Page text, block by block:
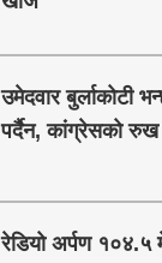
उमेदवार बुर्लाकोटी
पर्दैन, कांग्रेसको रुख
रेडियो अर्पण १०४.५